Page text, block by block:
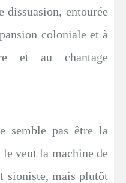
dissuasion, entourée
coloniale et à
et au chantage
semble pas être la
le veut la machine de
sioniste, mais plutôt